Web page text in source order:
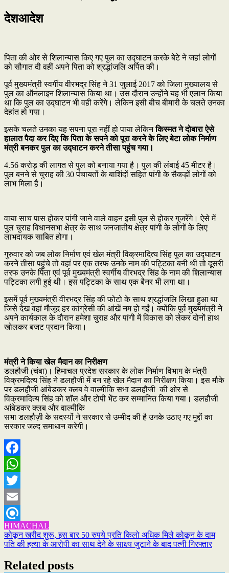
देशआदेश
पिता की ओर से शिलान्यास किए गए पुल का उद्घाटन करके बेटे ने जहां लोगों
को सौगात दी वहीं अपने पिता को श्रद्धांजलि अर्पित की।
पूर्व मुख्यमंत्री स्वर्गीय वीरभद्र सिंह ने 31 जुलाई 2017 को जिला मुख्यालय से
पुल का ऑनलाइन शिलान्यास किया था। उस दौरान उन्होंने यह भी एलान किया
था कि पुल का उद्घाटन भी वही करेंगे। लेकिन इसी बीच बीमारी के चलते उनका
देहांत हो गया।
इसके चलते उनका यह सपना पूरा नहीं हो पाया लेकिनकिस्मत ने दोबारा ऐसे
हालात पैदा कर दिए कि पिता के सपने को पूरा करने के लिए बेटा लोक निर्माण
मंत्री बनकर पुल का उद्घाटन करने तीसा पहुंच गया।
4.56 करोड़ की लागत से पुल को बनाया गया है। पुल की लंबाई 45 मीटर है।
पुल बनने से चुराह की 30 पंचायतों के बाशिंदों सहित पांगी के सैकड़ों लोगों को
लाभ मिला है।
वाया साच पास होकर पांगी जाने वाले वाहन इसी पुल से होकर गुजरेंगे। ऐसे में
पुल चुराह विधानसभा क्षेत्र के साथ जनजातीय क्षेत्र पांगी के लोगों के लिए
लाभदायक साबित होगा।
गुरुवार को जब लोक निर्माण एवं खेल मंत्री विक्रमादित्य सिंह पुल का उद्घाटन
करने तीसा पहुंचे तो वहां पर एक तरफ उनके नाम की पट्टिका बनी थी तो दूसरी
तरफ उनके पिता एवं पूर्व मुख्यमंत्री स्वर्गीय वीरभद्र सिंह के नाम की शिलान्यास
पट्टिका लगी हुई थी। इस पट्टिका के साथ एक बैनर भी लगा था।
इसमें पूर्व मुख्यमंत्री वीरभद्र सिंह की फोटो के साथ श्रद्धांजलि लिखा हुआ था
जिसे देख वहां मौजूद हर कांग्रेसी की आंखें नम हो गईं। क्योंकि पूर्व मुख्यमंत्री ने
अपने कार्यकाल के दौरान हमेशा चुराह और पांगी में विकास को लेकर दोनों हाथ
खोलकर बजट प्रदान किया।
मंत्री ने किया खेल मैदान का निरीक्षण
डलहौजी (चंबा)। हिमाचल प्रदेश सरकार के लोक निर्माण विभाग के मंत्री
विक्रमदित्य सिंह ने डलहौजी में बन रहे खेल मैदान का निरीक्षण किया। इस मौके
पर डलहौजी आंबेडकर क्लब वे वाल्मीकि सभा डलहौजी की ओर से
विक्रमादित्य सिंह को शाॅल और टोपी भेंट कर सम्मानित किया गया। डलहौजी
आंबेडकर क्लब और वाल्मीकि
सभा डलहौज़ी के सदस्यों ने सरकार से उम्मीद की है उनके उठाए गए मुद्दों का
सरकार जल्द समाधान करेगी।
Facebook
WhatsApp
Twitter
Email
Refind
HIMACHAL
Post
navigation
कोकून खरीद शुरू, इस बार 50 रुपये प्रति किलो अधिक मिले कोकून के दाम
पति की हत्या के आरोपी का साथ देने के साक्ष्य जुटाने के बाद पत्नी गिरफ्तार
Related posts